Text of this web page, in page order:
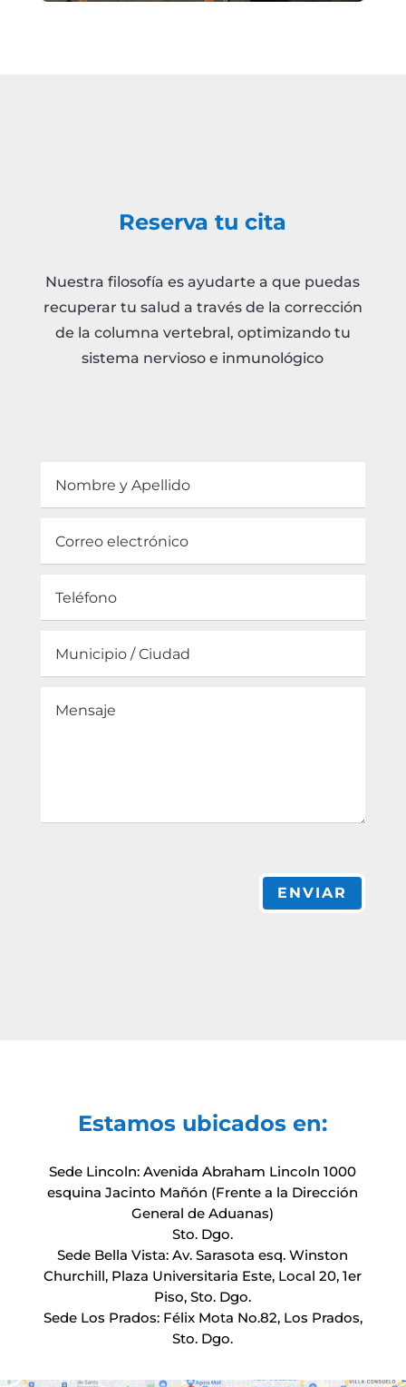
Reserva tu cita
Nuestra filosofía es ayudarte a que puedas
recuperar tu salud a través de la corrección
de la columna vertebral, optimizando tu
sistema nervioso e inmunológico
ENVIAR
Estamos ubicados en:
Sede Lincoln: Avenida Abraham Lincoln 1000
esquina Jacinto Mañón (Frente a la Dirección
General de Aduanas)
Sto. Dgo.
Sede Bella Vista: Av. Sarasota esq. Winston
Churchill, Plaza Universitaria Este, Local 20, 1er
Piso, Sto. Dgo.
Sede Los Prados: Félix Mota No.82, Los Prados,
Sto. Dgo.